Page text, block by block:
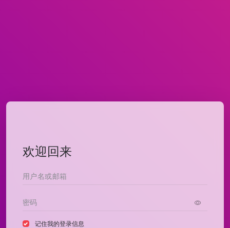
欢迎回来
记住我的登录信息